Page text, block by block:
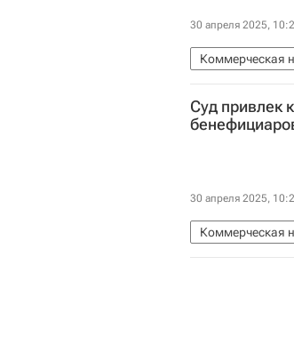
30 апреля 2025,
Коммерческая
Торговая
Суд привлек
30 апреля 2025,
Коммерческая
Алексей